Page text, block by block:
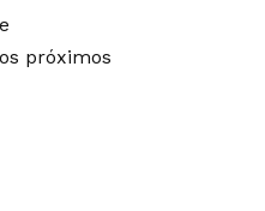
próximos